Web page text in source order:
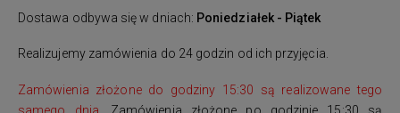
Dostawa odbywa się w dniach: Poniedziałek - Piątek
Realizujemy zamówienia do 24 godzin od ich przyjęcia.
Zamówienia złożone do godziny 15:30 są realizowane tego
samego dnia.
Zamówienia złożone po godzinie 15:30 są